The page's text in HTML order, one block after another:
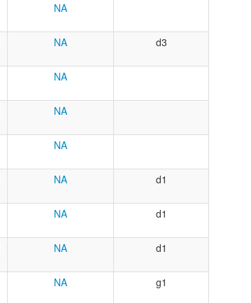
NA
NA d3
NA
NA
NA
NA d1
NA d1
NA d1
NA g1